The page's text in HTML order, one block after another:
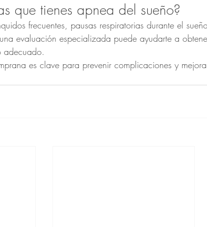
que tienes apnea del sueño?
frecuentes, pausas respiratorias durante el
evaluación especializada puede ayudarte a
adecuado.
es clave para prevenir complicaciones y